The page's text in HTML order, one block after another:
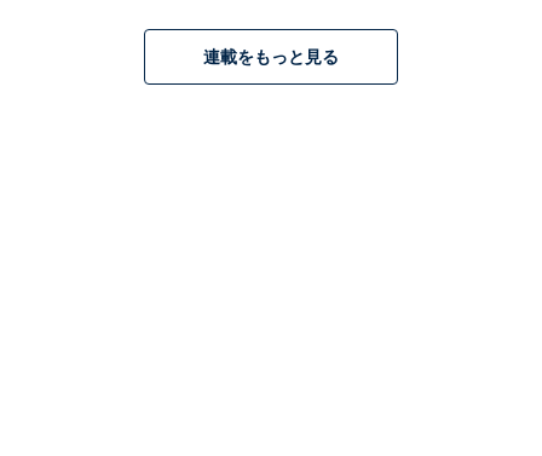
連載をもっと見る